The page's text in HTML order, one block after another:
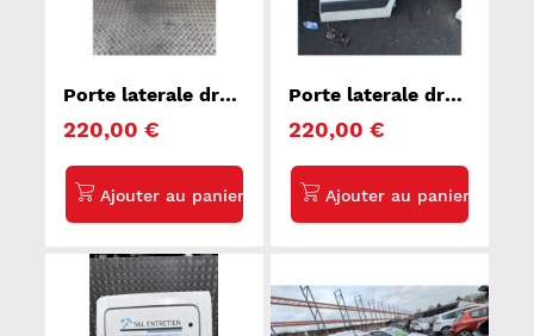
Porte laterale droit
220,00 €
Porte laterale droit
220,00 €